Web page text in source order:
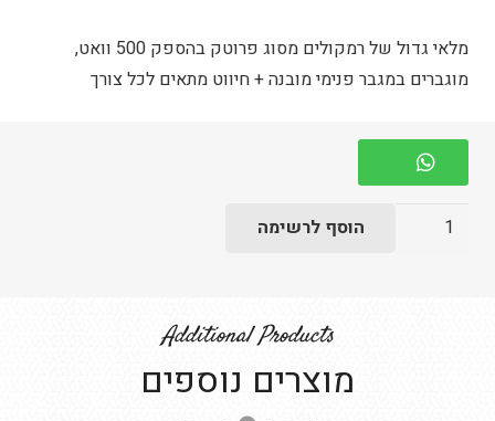
מלאי גדול של רמקולים מסוג פרוטק בהספק 500 וואט,
מוגברים במגבר פנימי מובנה + חיווט מתאים לכל צורך
כמות
הוסף לרשימה
Additional Products
מוצרים נוספים